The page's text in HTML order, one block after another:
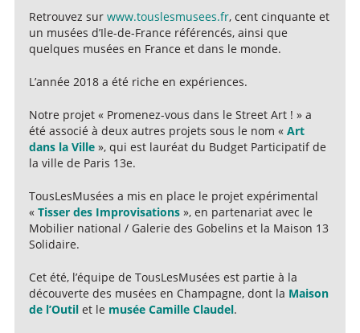
Retrouvez sur www.touslesmusees.fr, cent cinquante et
un musées d’Ile-de-France référencés, ainsi que
quelques musées en France et dans le monde.
L’année 2018 a été riche en expériences.
Notre projet « Promenez-vous dans le Street Art ! » a
été associé à deux autres projets sous le nom « Art
dans la Ville », qui est lauréat du Budget Participatif de
la ville de Paris 13e.
TousLesMusées a mis en place le projet expérimental
« Tisser des Improvisations », en partenariat avec le
Mobilier national / Galerie des Gobelins et la Maison 13
Solidaire.
Cet été, l’équipe de TousLesMusées est partie à la
découverte des musées en Champagne, dont la Maison
de l’Outil et le musée Camille Claudel.